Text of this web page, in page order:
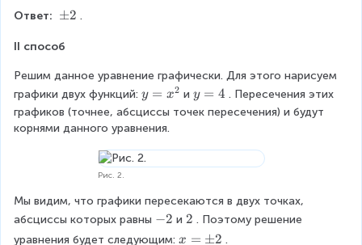
^
-
^
2
=
0
ri
g
h
L
ef
t
ri
h
t
a
w
x
Ответ: \
m
±2 .
II способ
Решим данное уравнение графически. Для этого нарисуем
графики двух функций: y
=
x
2
y = x2 и y
=
y = 4 . Пересечения этих
графиков (точнее, абсциссы точек пересечения) и будут
корнями данного уравнения.
Рис. 2.
Мы видим, что графики пересекаются в двух точках,
абсциссы которых равны -
2
−2 и \
\
2 . Поэтому решение
уравнения будет следующим: x
x = ±2 .